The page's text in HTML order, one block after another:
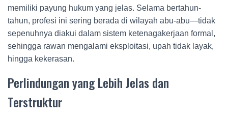
memiliki payung hukum yang jelas. Selama bertahun-
tahun, profesi ini sering berada di wilayah abu-abu—tidak
sepenuhnya diakui dalam sistem ketenagakerjaan formal,
sehingga rawan mengalami eksploitasi, upah tidak layak,
hingga kekerasan.
Perlindungan yang Lebih Jelas dan
Terstruktur